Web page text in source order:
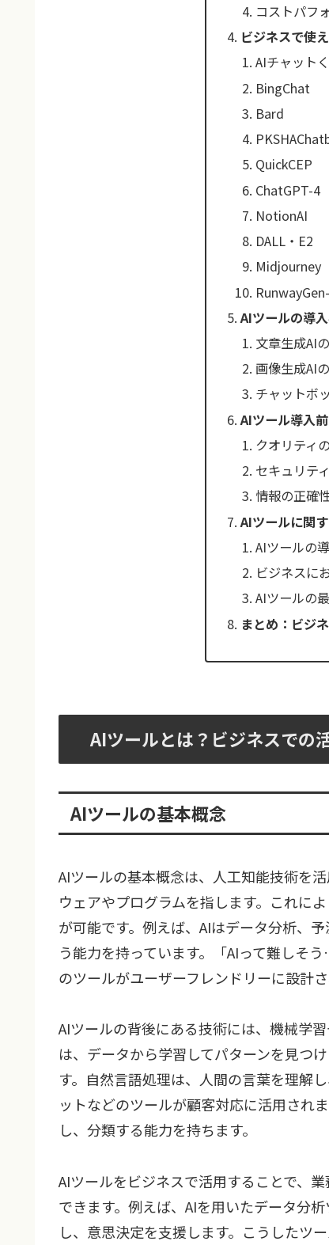
コストパフ
ビジネスで使
AIチャット
BingChat
Bard
QuickCEP
ChatGPT-4
NotionAI
DALL・E2
Midjourney
AIツールの導
文章生成AI
画像生成AI
チャットボ
AIツール導入
クオリティ
セキュリテ
情報の正確
AIツールに関
AIツールの
ビジネスに
AIツールの
まとめ：ビジ
AIツールとは？ビジネスでの
AIツールの基本概念
AIツールの基本概念は、人工知能技術を
ウェアやプログラムを指します。これに
が可能です。例えば、AIはデータ分析、
う能力を持っています。「AIって難しそ
のツールがユーザーフレンドリーに設計
AIツールの背後にある技術には、機械学
は、データから学習してパターンを見つ
す。自然言語処理は、人間の言葉を理解
ットなどのツールが顧客対応に活用され
し、分類する能力を持ちます。
AIツールをビジネスで活用することで、
できます。例えば、AIを用いたデータ分
し、意思決定を支援します。こうしたツ